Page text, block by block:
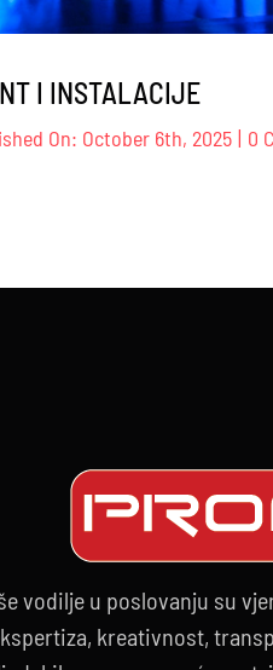
I INSTALACIJE
On: October 6th, 2025 | 0
vodilje u poslovanju su
kreativnost,